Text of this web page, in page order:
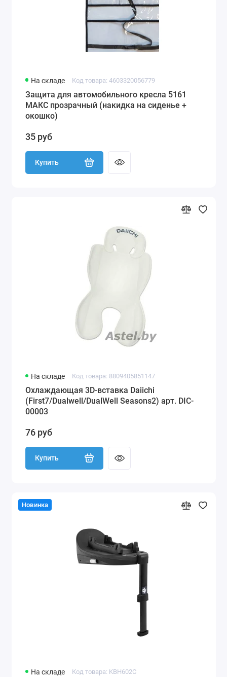
На складе Код товара: 4603320056779
Защита для автомобильного кресла 5161
МАКС прозрачный (накидка на сиденье +
окошко)
35 руб
Купить
На складе Код товара: 8809405851147
Охлаждающая 3D-вставка Daiichi
(First7/Dualwell/DualWell Seasons2) арт. DIC-
00003
76 руб
Купить
Новинка
На складе Код товара: KBH602C